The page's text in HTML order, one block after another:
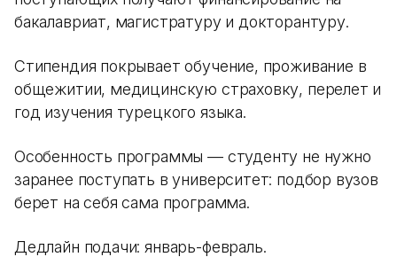
бакалавриат, магистратуру и докторантуру.
Стипендия покрывает обучение, проживание в
общежитии, медицинскую страховку, перелет и
год изучения турецкого языка.
Особенность программы — студенту не нужно
заранее поступать в университет: подбор вузов
берет на себя сама программа.
Дедлайн подачи: январь-февраль.